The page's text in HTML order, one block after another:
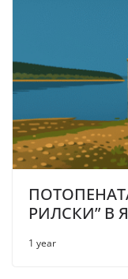
РИЛСКИ” В
1 year